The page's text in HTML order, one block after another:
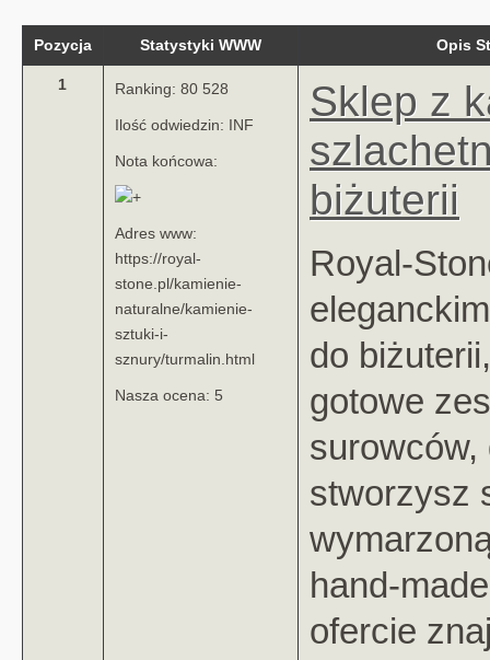
Pozycja Statystyki WWW Opis
1 Ranking: 80 528
Ilość odwiedzin: INF
Nota końcowa:
Adres www:
https://royal-
stone.pl/kamienie-
naturalne/kamienie-
sztuki-i-
sznury/turmalin.html
Nasza ocena: 5
Sklep z
biżuterii
Royal-
do
gotowe
stworzysz
hand-
ofercie